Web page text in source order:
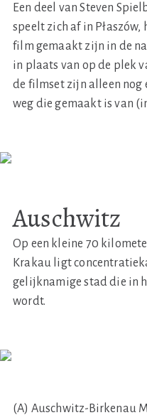
Een deel van Steven
speelt zich af in Płaszów,
film gemaakt zijn in de
in plaats van op de plek
de filmset zijn alleen nog
weg die gemaakt is van
Auschwitz
Op een kleine 70
Krakau ligt
gelijknamige stad die in
wordt.
(A) Auschwitz-Birkenau